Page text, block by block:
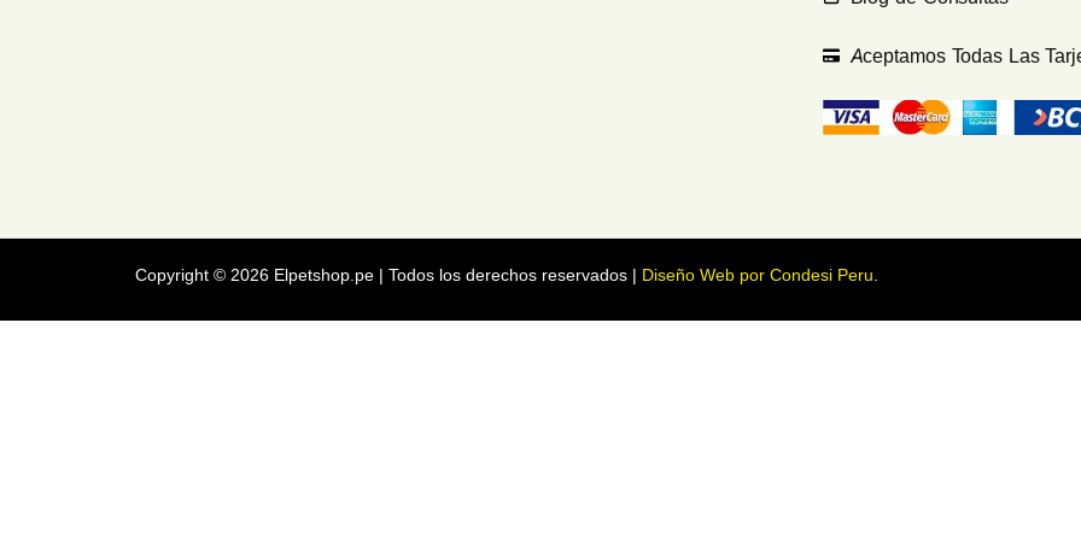
Aceptamos Todas Las
Copyright © 2026 Elpetshop.pe | Todos los derechos reservados | Diseño Web por Condesi Peru.